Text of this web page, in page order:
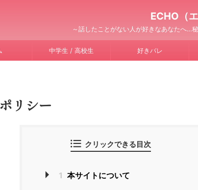
ECHO（エ
～話したことがない人が好きなあなたへ…
中学生 / 高校生 好きバレ
リシー
クリックできる目次
1 本サイトについて